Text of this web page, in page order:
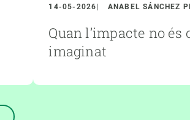
14-05-2026 ANABEL SÁNCHEZ
Quan l’impacte no és
imaginat